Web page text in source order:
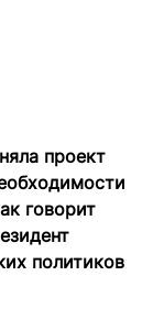
проект
говорит
политиков